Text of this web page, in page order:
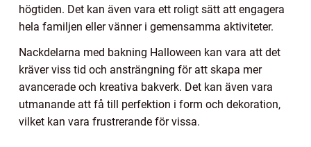
högtiden. Det kan även vara ett roligt sätt att engagera
hela familjen eller vänner i gemensamma aktiviteter.
Nackdelarna med bakning Halloween kan vara att det
kräver viss tid och ansträngning för att skapa mer
avancerade och kreativa bakverk. Det kan även vara
utmanande att få till perfektion i form och dekoration,
vilket kan vara frustrerande för vissa.